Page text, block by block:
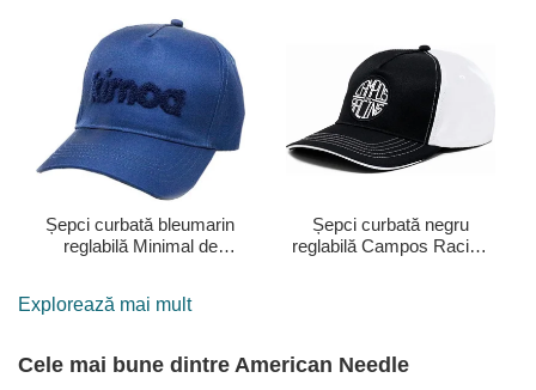
Șepci curbată bleumarin
reglabilă Minimal de
Șepci curbată negru
reglabilă Campos Racing
Explorează mai mult
Cele mai bune dintre American Needle